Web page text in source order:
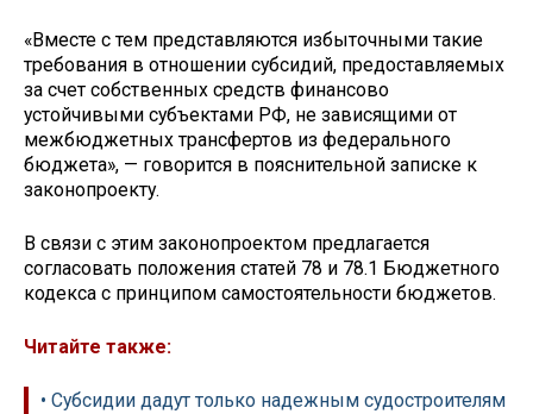
«Вместе с тем представляются избыточными такие
требования в отношении субсидий, предоставляемых
за счет собственных средств финансово
устойчивыми субъектами РФ, не зависящими от
межбюджетных трансфертов из федерального
бюджета», — говорится в пояснительной записке к
законопроекту.
В связи с этим законопроектом предлагается
согласовать положения статей 78 и 78.1 Бюджетного
кодекса с принципом самостоятельности бюджетов.
Читайте также:
• Субсидии дадут только надежным судостроителям